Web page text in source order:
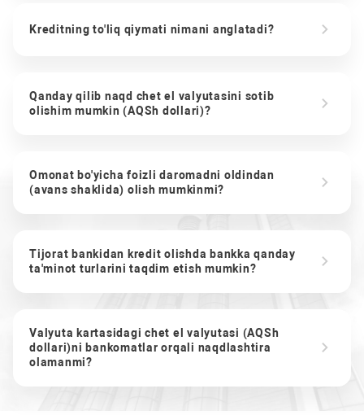
Kreditning to'liq qiymati nimani anglatadi?
Qanday qilib naqd chet el valyutasini sotib
olishim mumkin (AQSh dollari)?
Omonat bo'yicha foizli daromadni oldindan
(avans shaklida) olish mumkinmi?
Tijorat bankidan kredit olishda bankka qanday
ta'minot turlarini taqdim etish mumkin?
Valyuta kartasidagi chet el valyutasi (AQSh
dollari)ni bankomatlar orqali naqdlashtira
olamanmi?